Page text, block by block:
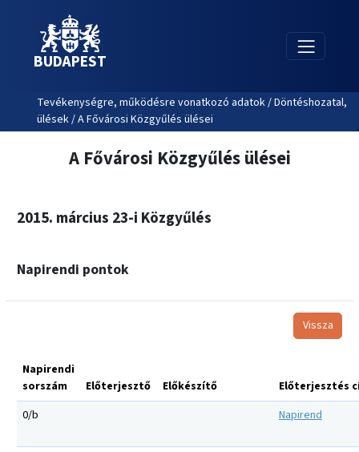
BUDAPEST
Tevékenységre, működésre vonatkozó adatok / Döntéshozatal,
ülések / A Fővárosi Közgyűlés ülései
A Fővárosi Közgyűlés ülései
2015. március 23-i Közgyűlés
Napirendi pontok
Vissza
Napirendi
sorszám
Előterjesztő Előkészítő
Előterjesztés
0/b
Napirend